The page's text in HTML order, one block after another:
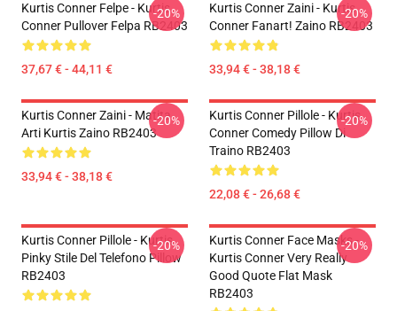
Kurtis Conner Felpe - Kurtis
Conner Pullover Felpa RB2403
37,67 € - 44,11 €
-20%
Kurtis Conner Zaini - Kurtis
Conner Fanart! Zaino RB2403
33,94 € - 38,18 €
-20%
Kurtis Conner Zaini - Matita
Arti Kurtis Zaino RB2403
33,94 € - 38,18 €
-20%
Kurtis Conner Pillole - Kurtis
Conner Comedy Pillow Di
Traino RB2403
22,08 € - 26,68 €
-20%
Kurtis Conner Pillole - Kurtis
Pinky Stile Del Telefono Pillow
RB2403
-20%
Kurtis Conner Face Masks -
Kurtis Conner Very Really
Good Quote Flat Mask
RB2403
-20%